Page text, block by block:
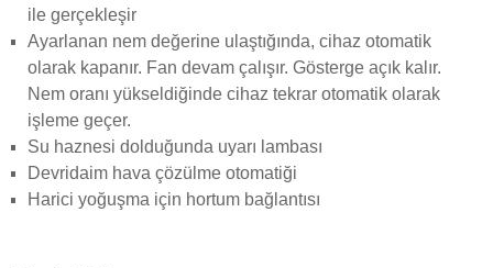
ile gerçekleşir
Ayarlanan nem değerine ulaştığında, cihaz otomatik
olarak kapanır. Fan devam çalışır. Gösterge açık kalır.
Nem oranı yükseldiğinde cihaz tekrar otomatik olarak
işleme geçer.
Su haznesi dolduğunda uyarı lambası
Devridaim hava çözülme otomatiği
Harici yoğuşma için hortum bağlantısı